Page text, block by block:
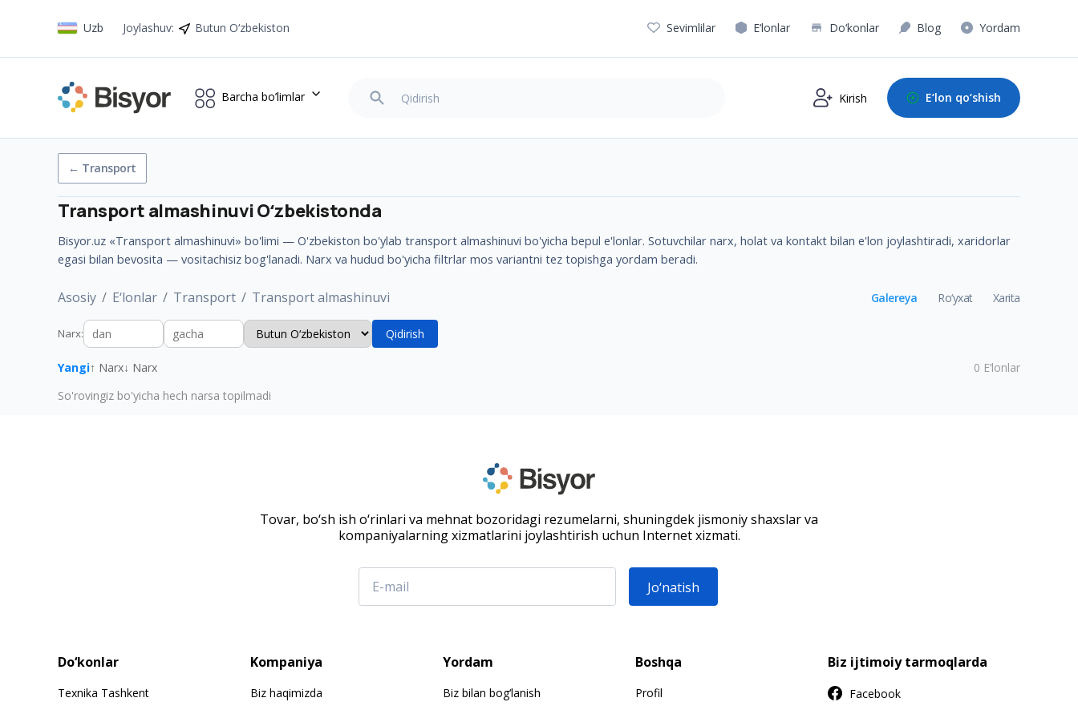
Uzb Joylashuv: Butun O‘zbekiston Sevimlilar E‘lonlar Do‘konlar Blog Yordam
Barcha bo’limlar Kirish E‘lon qo‘shish
← Transport
Transport almashinuviOʻzbekistonda
Bisyor.uz «Transport almashinuvi» bo'limi — O'zbekiston bo'ylab transport almashinuvi bo'yicha bepul e'lonlar. Sotuvchilar narx, holat va kontakt bilan e'lon joylashtiradi, xaridorlar
egasi bilan bevosita — vositachisiz bog'lanadi. Narx va hudud bo'yicha filtrlar mos variantni tez topishga yordam beradi.
Asosiy E‘lonlar Transport Transport almashinuvi Galereya Ro‘yxat Xarita
Narx: Qidirish
Yangi↑ Narx↓ Narx 0 E‘lonlar
So'rovingiz bo'yicha hech narsa topilmadi
Tovar, bo‘sh ish o‘rinlari va mehnat bozoridagi rezumelarni, shuningdek jismoniy shaxslar va
kompaniyalarning xizmatlarini joylashtirish uchun Internet xizmati.
Jo‘natish
Do‘konlar
Texnika Tashkent
Kompaniya
Biz haqimizda
Yordam
Biz bilan bog‘lanish
Boshqa
Profil
Biz ijtimoiy tarmoqlarda
Facebook